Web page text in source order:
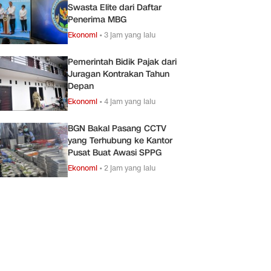
Swasta Elite dari Daftar
Penerima MBG
Ekonomi •3 jam yang lalu
Pemerintah Bidik Pajak dari
Juragan Kontrakan Tahun
Depan
Ekonomi •4 jam yang lalu
BGN Bakal Pasang CCTV
yang Terhubung ke Kantor
Pusat Buat Awasi SPPG
Ekonomi •2 jam yang lalu